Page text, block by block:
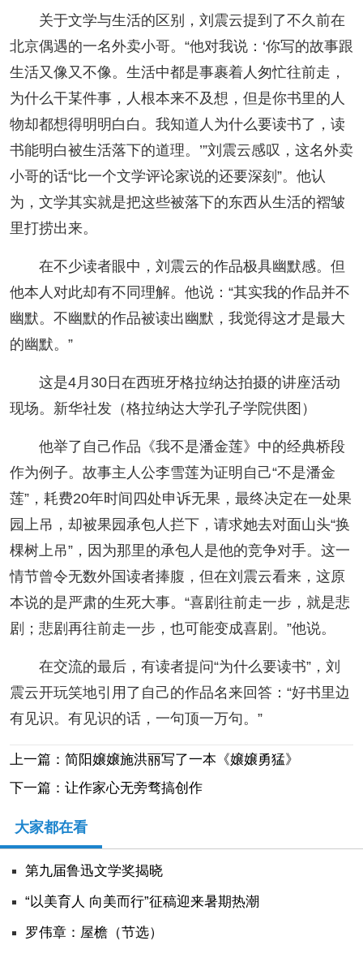
关于文学与生活的区别，刘震云提到了不久前在
北京偶遇的一名外卖小哥。“他对我说：‘你写的故事跟
生活又像又不像。生活中都是事裹着人匆忙往前走，
为什么干某件事，人根本来不及想，但是你书里的人
物却都想得明明白白。我知道人为什么要读书了，读
书能明白被生活落下的道理。’”刘震云感叹，这名外卖
小哥的话“比一个文学评论家说的还要深刻”。他认
为，文学其实就是把这些被落下的东西从生活的褶皱
里打捞出来。
在不少读者眼中，刘震云的作品极具幽默感。但
他本人对此却有不同理解。他说：“其实我的作品并不
幽默。不幽默的作品被读出幽默，我觉得这才是最大
的幽默。”
这是4月30日在西班牙格拉纳达拍摄的讲座活动
现场。新华社发（格拉纳达大学孔子学院供图）
他举了自己作品《我不是潘金莲》中的经典桥段
作为例子。故事主人公李雪莲为证明自己“不是潘金
莲”，耗费20年时间四处申诉无果，最终决定在一处果
园上吊，却被果园承包人拦下，请求她去对面山头“换
棵树上吊”，因为那里的承包人是他的竞争对手。这一
情节曾令无数外国读者捧腹，但在刘震云看来，这原
本说的是严肃的生死大事。“喜剧往前走一步，就是悲
剧；悲剧再往前走一步，也可能变成喜剧。”他说。
在交流的最后，有读者提问“为什么要读书”，刘
震云开玩笑地引用了自己的作品名来回答：“好书里边
有见识。有见识的话，一句顶一万句。”
上一篇：简阳嬢嬢施洪丽写了一本《嬢嬢勇猛》
下一篇：让作家心无旁骛搞创作
大家都在看
第九届鲁迅文学奖揭晓
“以美育人 向美而行”征稿迎来暑期热潮
罗伟章：屋檐（节选）